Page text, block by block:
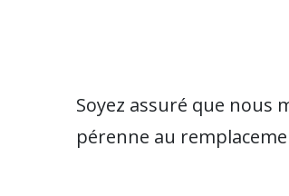
Soyez assuré que
pérenne au